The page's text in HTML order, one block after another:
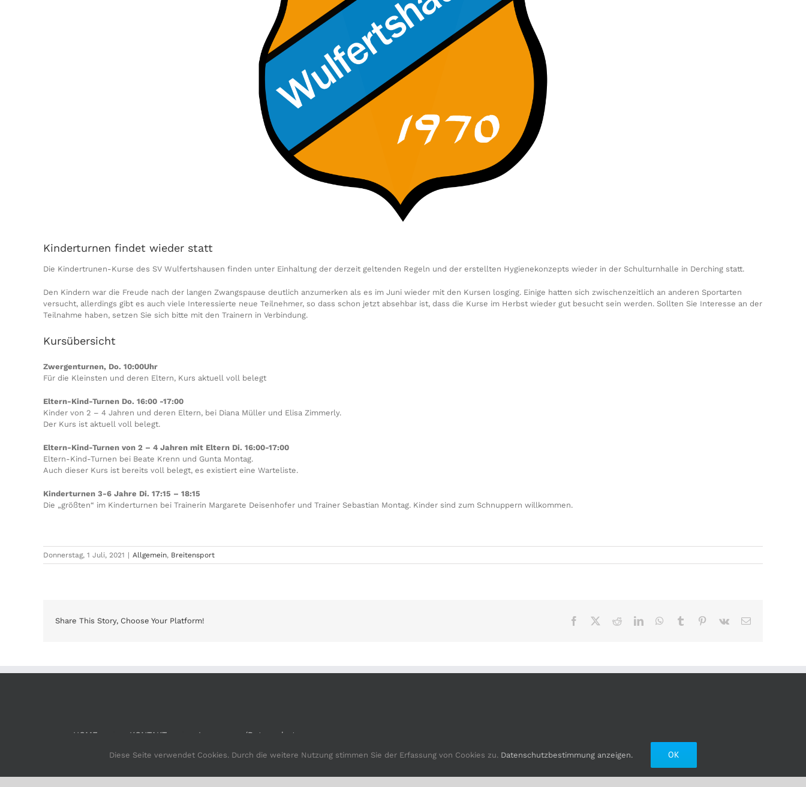
Kinderturnen findet wieder statt
Die Kindertrunen-Kurse des SV Wulfertshausen finden unter Einhaltung der derzeit geltenden Regeln und der erstellten Hygienekonzepts wieder in der Schulturnhalle in Derching statt.
Den Kindern war die Freude nach der langen Zwangspause deutlich anzumerken als es im Juni wieder mit den Kursen losging. Einige hatten sich zwischenzeitlich an anderen Sportarten
versucht, allerdings gibt es auch viele Interessierte neue Teilnehmer, so dass schon jetzt absehbar ist, dass die Kurse im Herbst wieder gut besucht sein werden. Sollten Sie Interesse an der
Teilnahme haben, setzen Sie sich bitte mit den Trainern in Verbindung.
Kursübersicht
Zwergenturnen, Do. 10:00Uhr
Für die Kleinsten und deren Eltern, Kurs aktuell voll belegt
Eltern-Kind-Turnen Do. 16:00 -17:00
Kinder von 2 – 4 Jahren und deren Eltern, bei Diana Müller und Elisa Zimmerly.
Der Kurs ist aktuell voll belegt.
Eltern-Kind-Turnen von 2 – 4 Jahren mit Eltern Di. 16:00-17:00
Eltern-Kind-Turnen bei Beate Krenn und Gunta Montag.
Auch dieser Kurs ist bereits voll belegt, es existiert eine Warteliste.
Kinderturnen 3-6 Jahre Di. 17:15 – 18:15
Die „größten“ im Kinderturnen bei Trainerin Margarete Deisenhofer und Trainer Sebastian Montag. Kinder sind zum Schnuppern willkommen.
Donnerstag, 1 Juli, 2021 | Allgemein, Breitensport
Share This Story, Choose Your Platform! Facebook RedditLinkedInWhatsApp
Tumblr Pinterest
Vk
E-
HOME KONTAKT Impressum/Datenschutz
Diese Seite verwendet Cookies. Durch die weitere Nutzung stimmen Sie der Erfassung von Cookies zu. Datenschutzbestimmung anzeigen. OK